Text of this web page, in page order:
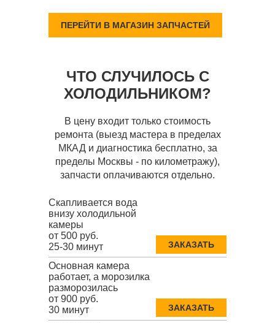
ПЕРЕЙТИ В МАГАЗИН ЗАПЧАСТЕЙ
ЧТО СЛУЧИЛОСЬ С
ХОЛОДИЛЬНИКОМ?
В цену входит только стоимость
ремонта (выезд мастера в пределах
МКАД и диагностика бесплатно, за
пределы Москвы - по километражу),
запчасти оплачиваются отдельно.
Скапливается вода
внизу холодильной
камеры
от 500 руб.
25-30 минут
ЗАКАЗАТЬ
Основная камера
работает, а морозилка
разморозилась
от 900 руб.
30 минут
ЗАКАЗАТЬ